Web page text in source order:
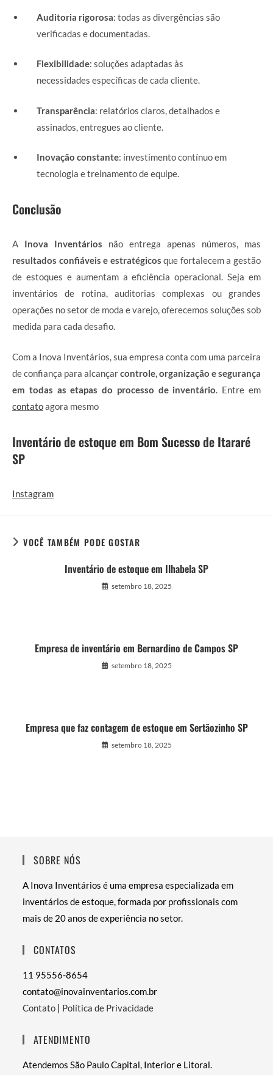
Auditoria rigorosa: todas as divergências são
verificadas e documentadas.
Flexibilidade: soluções adaptadas às
necessidades específicas de cada cliente.
Transparência: relatórios claros, detalhados e
assinados, entregues ao cliente.
Inovação constante: investimento contínuo em
tecnologia e treinamento de equipe.
Conclusão
A Inova Inventários não entrega apenas números, mas
resultados confiáveis e estratégicos que fortalecem a gestão
de estoques e aumentam a eficiência operacional. Seja em
inventários de rotina, auditorias complexas ou grandes
operações no setor de moda e varejo, oferecemos soluções sob
medida para cada desafio.
Com a Inova Inventários, sua empresa conta com uma parceira
de confiança para alcançarcontrole, organização e segurança
em todas as etapas do processo de inventário . Entre em
contatoagora mesmo
Inventário de estoque em Bom Sucesso de Itararé
SP
Instagram
VOCÊ TAMBÉM PODE GOSTAR
Inventário de estoque em Ilhabela SP
setembro 18, 2025
Empresa de inventário em Bernardino de Campos SP
setembro 18, 2025
Empresa que faz contagem de estoque em Sertãozinho SP
setembro 18, 2025
SOBRE NÓS
A Inova Inventários é uma empresa especializada em
inventários de estoque, formada por profissionais com
mais de 20 anos de experiência no setor.
CONTATOS
11 95556-8654
contato@inovainventarios.com.br
Contato | Política de Privacidade
ATENDIMENTO
Atendemos São Paulo Capital, Interior e Litoral.